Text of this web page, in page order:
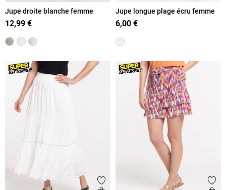
Jupe droite blanche femme
12,99 €
Jupe longue plage écru femme
6,00 €